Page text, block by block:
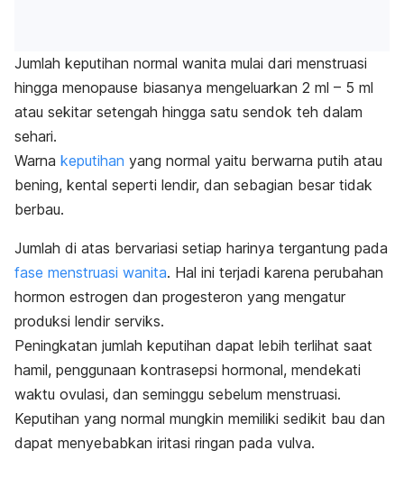
Jumlah keputihan normal wanita mulai dari menstruasi
hingga menopause biasanya mengeluarkan 2 ml – 5 ml
atau sekitar setengah hingga satu sendok teh dalam
sehari.
Warna keputihan yang normal yaitu berwarna putih atau
bening, kental seperti lendir, dan sebagian besar tidak
berbau.
Jumlah di atas bervariasi setiap harinya tergantung pada
fase menstruasi wanita. Hal ini terjadi karena perubahan
hormon estrogen dan progesteron yang mengatur
produksi lendir serviks.
Peningkatan jumlah keputihan dapat lebih terlihat saat
hamil, penggunaan kontrasepsi hormonal, mendekati
waktu ovulasi, dan seminggu sebelum menstruasi.
Keputihan yang normal mungkin memiliki sedikit bau dan
dapat menyebabkan iritasi ringan pada vulva.